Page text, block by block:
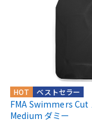
ベストセラー
HOT
FMA Swimmers Cut
Medium ダミー